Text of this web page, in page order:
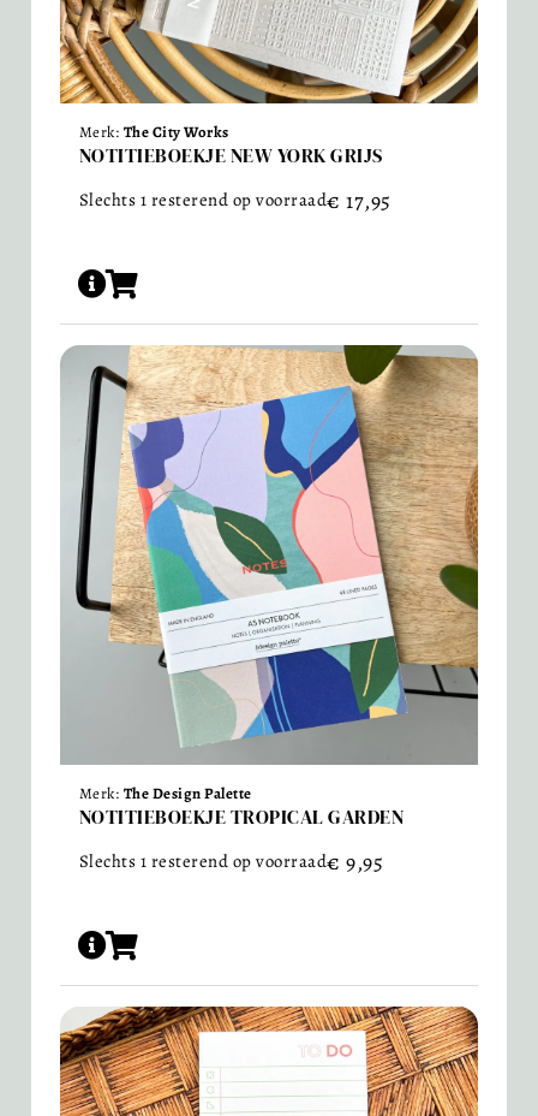
Merk: The City Works
NOTITIEBOEKJE NEW YORK GRIJS
Slechts 1 resterend op voorraad€ 17,95
Merk: The Design Palette
NOTITIEBOEKJE TROPICAL GARDEN
Slechts 1 resterend op voorraad€ 9,95